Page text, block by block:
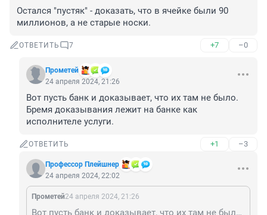
Остался "пустяк" - доказать, что в ячейке были 90
миллионов, а не старые носки.
ОТВЕТИТЬ 7 +7 –0
Прометей
24 апреля 2024, 21:26
Вот пусть банк и доказывает, что их там не было.
Бремя доказывания лежит на банке как
исполнителе услуги.
ОТВЕТИТЬ +1 –3
Профессор Плейшнер
24 апреля 2024, 22:02
Прометей24 апреля 2024, 21:26
Вот пусть банк и доказывает, что их там не было. Бремя доказывания лежит на банке как исполнителе услуги.